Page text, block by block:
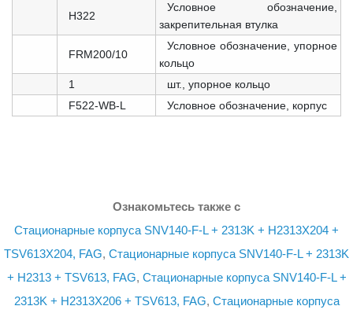
H322
Условное обозначение,
закрепительная втулка
FRM200/10
Условное обозначение, упорное
кольцо
1
шт., упорное кольцо
F522-WB-L
Условное обозначение, корпус
Ознакомьтесь также с
Стационарные корпуса SNV140-F-L + 2313K + H2313X204 +
TSV613X204, FAG, Стационарные корпуса SNV140-F-L + 2313K
+ H2313 + TSV613, FAG, Стационарные корпуса SNV140-F-L +
2313K + H2313X206 + TSV613, FAG, Стационарные корпуса